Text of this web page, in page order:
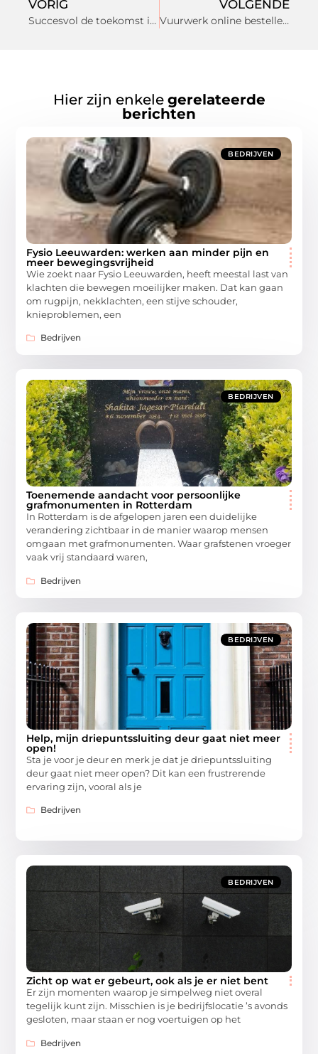
VORIG
Succesvol de toekomst in dankzij Your Business Online
VOLGENDE
Vuurwerk online bestellen in de omgeving Zeist: uw lokale leverancier
Hier zijn enkele gerelateerde
berichten
BEDRIJVEN
Fysio Leeuwarden: werken aan minder pijn en
meer bewegingsvrijheid
Wie zoekt naar Fysio Leeuwarden, heeft meestal last van
klachten die bewegen moeilijker maken. Dat kan gaan
om rugpijn, nekklachten, een stijve schouder,
knieproblemen, een
Bedrijven
BEDRIJVEN
Toenemende aandacht voor persoonlijke
grafmonumenten in Rotterdam
In Rotterdam is de afgelopen jaren een duidelijke
verandering zichtbaar in de manier waarop mensen
omgaan met grafmonumenten. Waar grafstenen vroeger
vaak vrij standaard waren,
Bedrijven
BEDRIJVEN
Help, mijn driepuntssluiting deur gaat niet meer
open!
Sta je voor je deur en merk je dat je driepuntssluiting
deur gaat niet meer open? Dit kan een frustrerende
ervaring zijn, vooral als je
Bedrijven
BEDRIJVEN
Zicht op wat er gebeurt, ook als je er niet bent
Er zijn momenten waarop je simpelweg niet overal
tegelijk kunt zijn. Misschien is je bedrijfslocatie ’s avonds
gesloten, maar staan er nog voertuigen op het
Bedrijven